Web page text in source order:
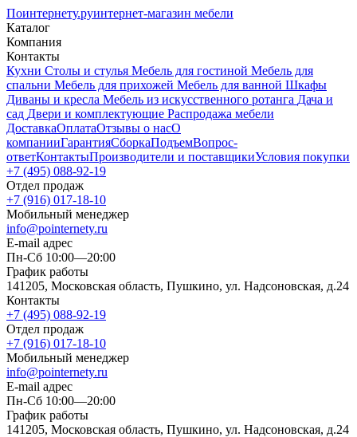
Поинтернету.руинтернет-магазин мебели
Каталог
Компания
Контакты
Кухни Столы и стулья Мебель для гостиной Мебель для
спальни Мебель для прихожей Мебель для ванной Шкафы
Диваны и кресла Мебель из искусственного ротанга Дача и
сад Двери и комплектующие Распродажа мебели
ДоставкаОплатаОтзывы о насО
компанииГарантияСборкаПодъемВопрос-
ответКонтактыПроизводители и поставщикиУсловия покупки
+7 (495) 088-92-19
Отдел продаж
+7 (916) 017-18-10
Мобильный менеджер
info@pointernety.ru
E-mail адрес
Пн-Сб 10:00—20:00
График работы
141205, Московская область, Пушкино, ул. Надсоновская, д.24
Контакты
+7 (495) 088-92-19
Отдел продаж
+7 (916) 017-18-10
Мобильный менеджер
info@pointernety.ru
E-mail адрес
Пн-Сб 10:00—20:00
График работы
141205, Московская область, Пушкино, ул. Надсоновская, д.24